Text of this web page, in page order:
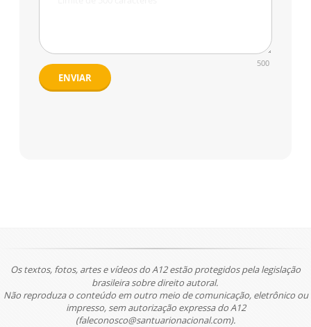
500
ENVIAR
Os textos, fotos, artes e vídeos do A12 estão protegidos pela legislação
brasileira sobre direito autoral.
Não reproduza o conteúdo em outro meio de comunicação, eletrônico ou
impresso, sem autorização expressa do A12
(faleconosco@santuarionacional.com).